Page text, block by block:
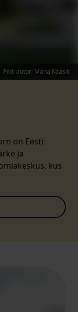
on Eesti
ja
kus
Pildi autor: Mana Kaasik